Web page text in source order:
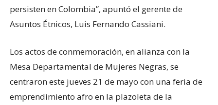
persisten en Colombia”, apuntó el gerente de
Asuntos Étnicos, Luis Fernando Cassiani.
Los actos de conmemoración, en alianza con la
Mesa Departamental de Mujeres Negras, se
centraron este jueves 21 de mayo con una feria de
emprendimiento afro en la plazoleta de la